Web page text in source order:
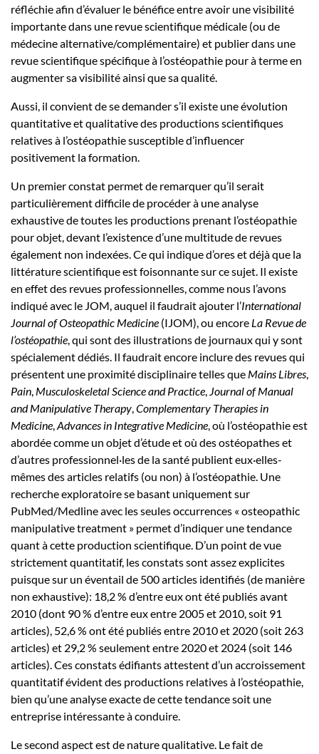
réfléchie afin d’évaluer le bénéfice entre avoir une visibilité
importante dans une revue scientifique médicale (ou de
médecine alternative/complémentaire) et publier dans une
revue scientifique spécifique à l’ostéopathie pour à terme en
augmenter sa visibilité ainsi que sa qualité.
Aussi, il convient de se demander s’il existe une évolution
quantitative et qualitative des productions scientifiques
relatives à l’ostéopathie susceptible d’influencer
positivement la formation.
Un premier constat permet de remarquer qu’il serait
particulièrement difficile de procéder à une analyse
exhaustive de toutes les productions prenant l’ostéopathie
pour objet, devant l’existence d’une multitude de revues
également non indexées. Ce qui indique d’ores et déjà que la
littérature scientifique est foisonnante sur ce sujet. Il existe
en effet des revues professionnelles, comme nous l’avons
indiqué avec le JOM, auquel il faudrait ajouter l’International
Journal of Osteopathic Medicine (IJOM), ou encore La Revue de
l’ostéopathie, qui sont des illustrations de journaux qui y sont
spécialement dédiés. Il faudrait encore inclure des revues qui
présentent une proximité disciplinaire telles que Mains Libres,
Pain, Musculoskeletal Science and Practice, Journal of Manual
and Manipulative Therapy,Complementary Therapies in
Medicine,Advances in Integrative Medicine, où l’ostéopathie est
abordée comme un objet d’étude et où des ostéopathes et
d’autres professionnel·les de la santé publient eux·elles-
mêmes des articles relatifs (ou non) à l’ostéopathie. Une
recherche exploratoire se basant uniquement sur
PubMed/Medline avec les seules occurrences « osteopathic
manipulative treatment » permet d’indiquer une tendance
quant à cette production scientifique. D’un point de vue
strictement quantitatif, les constats sont assez explicites
puisque sur un éventail de 500 articles identifiés (de manière
non exhaustive): 18,2 % d’entre eux ont été publiés avant
2010 (dont 90 % d’entre eux entre 2005 et 2010, soit 91
articles), 52,6 % ont été publiés entre 2010 et 2020 (soit 263
articles) et 29,2 % seulement entre 2020 et 2024 (soit 146
articles). Ces constats édifiants attestent d’un accroissement
quantitatif évident des productions relatives à l’ostéopathie,
bien qu’une analyse exacte de cette tendance soit une
entreprise intéressante à conduire.
Le second aspect est de nature qualitative. Le fait de